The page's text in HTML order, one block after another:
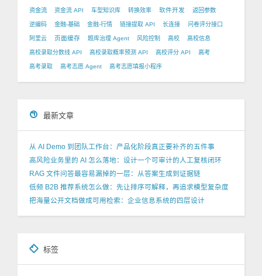
资金流 资金流 API 车型知识库 转换效率 软件开发 返回参数
逆编码 金融-基础 金融-行情 链接提取 API 长连接 问卷评分接口
阿里云 页面缓存 题库治理 Agent 风险控制 高校 高校信息
高校录取分数线 API 高校录取概率预测 API 高校评分 API 高考
高考录取 高考志愿 Agent 高考志愿填报小程序
最新文章
从 AI Demo 到团队工作台：产品化阶段真正要补齐的五件事
高风险业务里的 AI 怎么落地：设计一个可审计的人工复核闭环
RAG 文件问答最容易漏掉的一层：从答案生成到证据链
低频 B2B 推荐系统怎么做：先让排序可解释，再追求模型复杂度
把海量公开文档做成可用检索：企业信息系统的四层设计
标签